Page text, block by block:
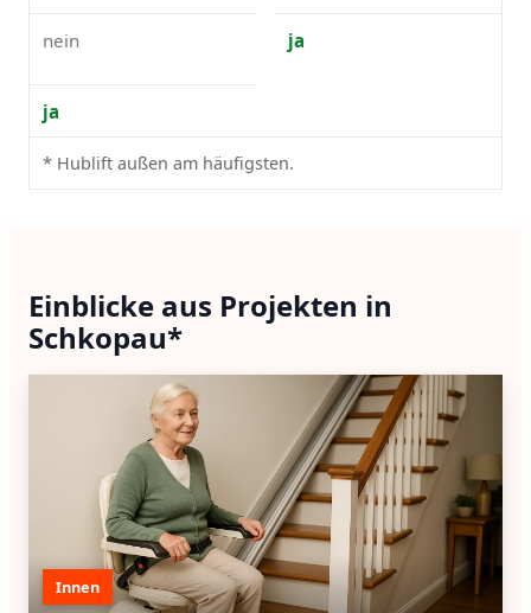
nein ja
ja
* Hublift außen am häufigsten.
Einblicke aus Projekten in
Schkopau*
Innen